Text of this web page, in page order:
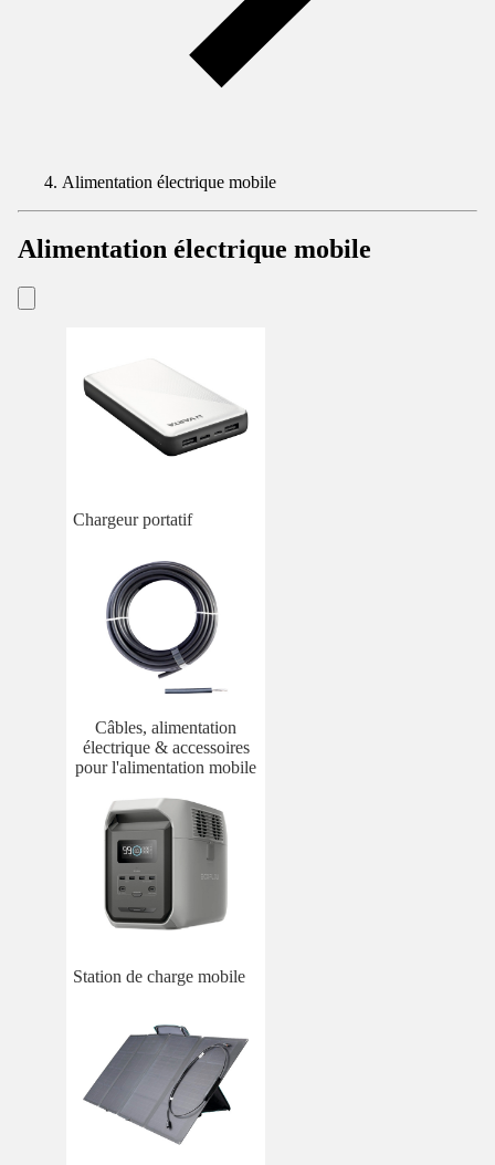
Alimentation électrique mobile
Alimentation électrique mobile
Chargeur portatif
Câbles, alimentation
électrique & accessoires
pour l'alimentation mobile
Station de charge mobile